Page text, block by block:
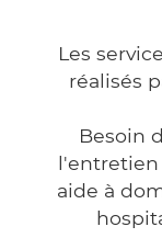
Les
réalisés
Besoin
l'entretien
aide à